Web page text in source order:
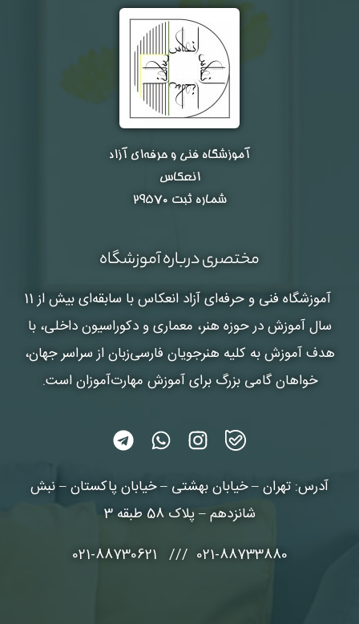
آموزشگاه فنی و حرفه‌ای آزاد
انعکاس
شماره ثبت ۲۹۵۷۰
مختصری درباره آموزشگاه
آموزشگاه فنی و حرفه‌ای آزاد انعکاس
با سابقه‌ای بیش از 11
سال آموزش در حوزه هنر، معماری و دکوراسیون داخلی، با
هدف آموزش به کلیه هنرجویان فارسی‌زبان از سراسر جهان،
خواهان گامی بزرگ برای آموزش مهارت‌آموزان است.
آدرس: تهران – خیابان بهشتی – خیابان پاکستان – نبش
شانزدهم – پلاک 58 طبقه 3
021-88733880 /// 021-88730621